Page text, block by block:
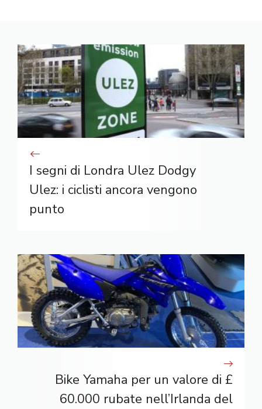
I segni di Londra Ulez Dodgy
Ulez: i ciclisti ancora vengono
punto
Bike Yamaha per un valore di £
60.000 rubate nell’Irlanda del